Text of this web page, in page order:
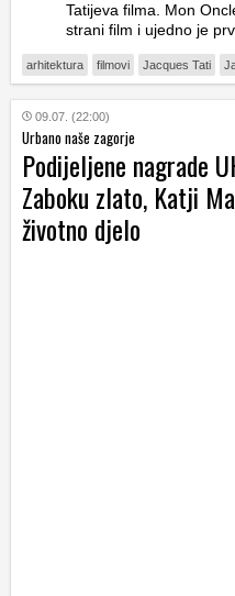
Tatijeva filma. Mon
strani film i ujedno je
arhitektura filmovi Jacques Tati
09.07. (22:00)
Urbano naše zagorje
Podijeljene nagrade
Zaboku zlato, Katji
životno djelo